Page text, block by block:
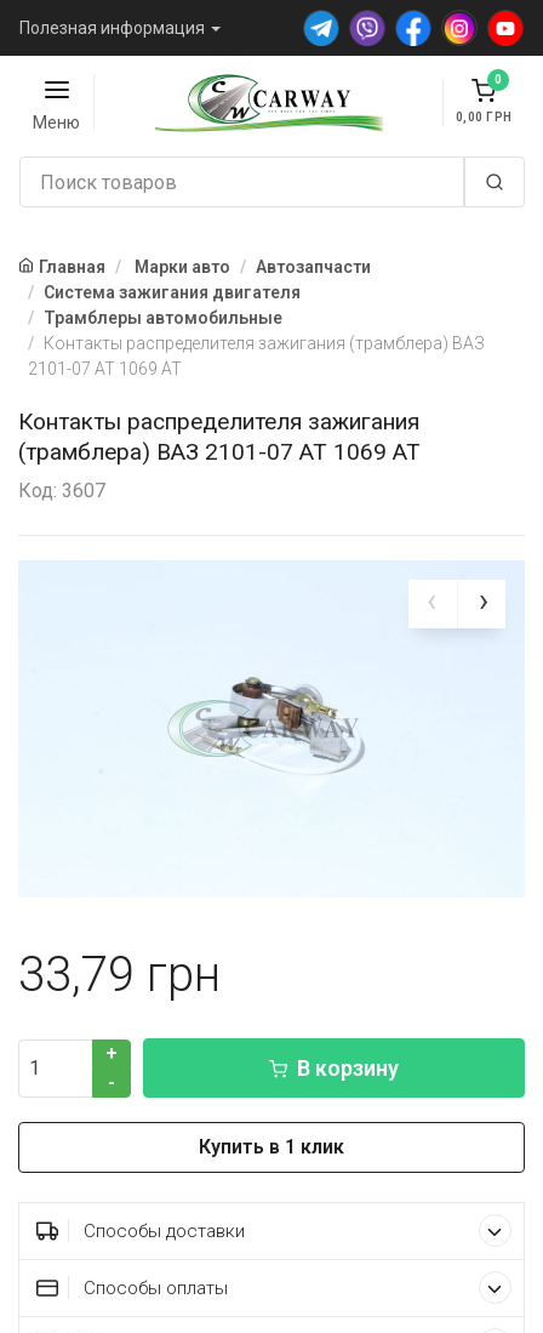
Полезная информация
Меню
0
0,00
Главная Марки авто
Автозапчасти
Система зажигания двигателя
Трамблеры автомобильные
Контакты распределителя зажигания (трамблера) ВАЗ
2101-07 AT 1069 AT
Контакты распределителя зажигания
(трамблера) ВАЗ 2101-07 AT 1069 AT
Код: 3607
33,79
+
-
В корзину
Купить в 1 клик
Способы доставки
Способы оплаты